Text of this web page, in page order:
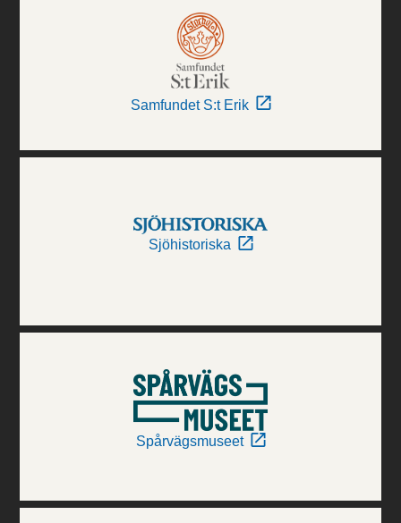
Samfundet S:t Erik
Sjöhistoriska
Spårvägsmuseet